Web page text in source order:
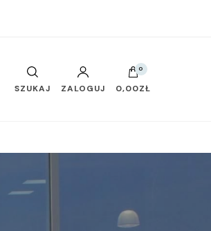
SZUKAJ ZALOGUJ
0
0,00ZŁ